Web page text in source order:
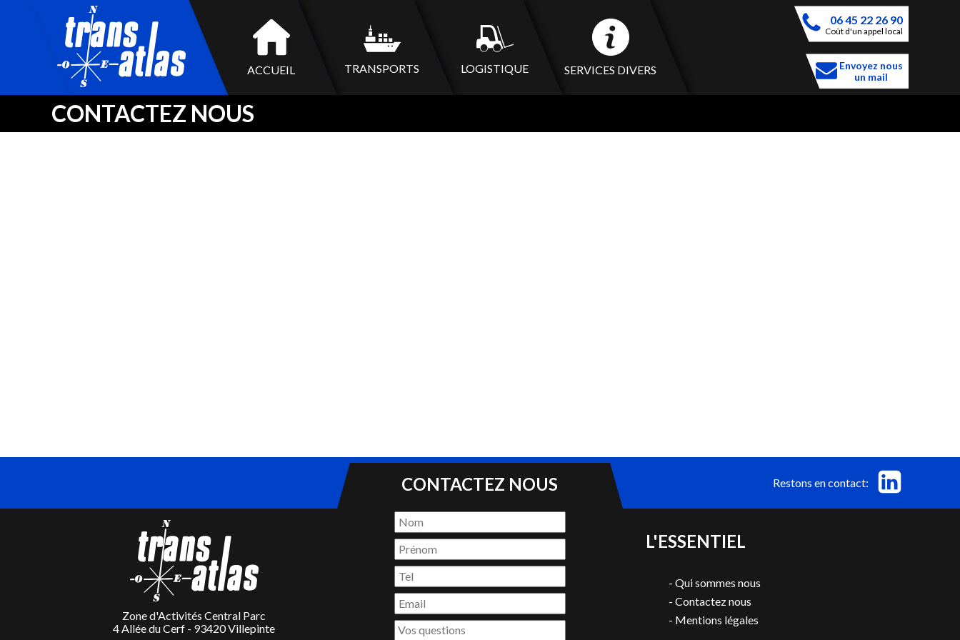
ACCUEIL TRANSPORTS LOGISTIQUE SERVICES DIVERS
06 45 22 26 90
Coût d'un appel local
Envoyez nous
un mail
CONTACTEZ NOUS
CONTACTEZ NOUS Restons en contact:
Zone d'Activités Central Parc
4 Allée du Cerf - 93420 Villepinte
L'ESSENTIEL
- Qui sommes nous
- Contactez nous
- Mentions légales